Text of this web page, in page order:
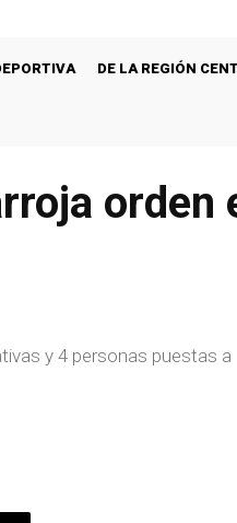
DE LA REGIÓN
orden
y 4 personas puestas a